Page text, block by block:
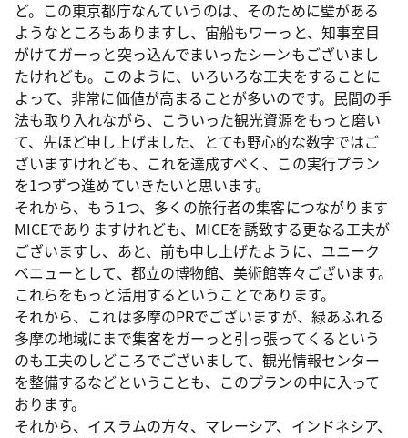
ど。この東京都庁なんていうのは、そのために壁がある
ようなところもありますし、宙船もワーっと、知事室目
がけてガーっと突っ込んでまいったシーンもございまし
たけれども。このように、いろいろな工夫をすることに
よって、非常に価値が高まることが多いのです。民間の手
法も取り入れながら、こういった観光資源をもっと磨い
て、先ほど申し上げました、とても野心的な数字ではご
ざいますけれども、これを達成すべく、この実行プラン
を1つずつ進めていきたいと思います。
それから、もう1つ、多くの旅行者の集客につながります
MICEでありますけれども、MICEを誘致する更なる工夫が
ございますし、あと、前も申し上げたように、ユニーク
ベニューとして、都立の博物館、美術館等々ございます。
これらをもっと活用するということであります。
それから、これは多摩のPRでございますが、緑あふれる
多摩の地域にまで集客をガーっと引っ張ってくるという
のも工夫のしどころでございまして、観光情報センター
を整備するなどということも、このプランの中に入って
おります。
それから、イスラムの方々、マレーシア、インドネシア、